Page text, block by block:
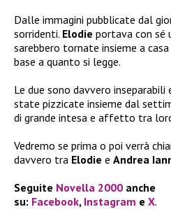
Dalle immagini pubblicate dal
sorridenti. Elodie portava con sé
sarebbero tornate insieme a
base a quanto si legge.
Le due sono davvero inseparabili
state pizzicate insieme dal
di grande intesa e affetto tra
Vedremo se prima o poi verrà
davvero tra Elodie e Andrea
Seguite Novella 2000 anche
su: Facebook, Instagram e X.